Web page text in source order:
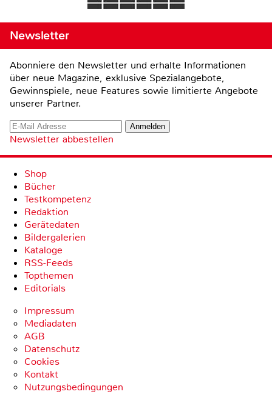
Newsletter
Abonniere den Newsletter und erhalte Informationen
über neue Magazine, exklusive Spezialangebote,
Gewinnspiele, neue Features sowie limitierte Angebote
unserer Partner.
Newsletter abbestellen
Shop
Bücher
Testkompetenz
Redaktion
Gerätedaten
Bildergalerien
Kataloge
RSS-Feeds
Topthemen
Editorials
Impressum
Mediadaten
AGB
Datenschutz
Cookies
Kontakt
Nutzungsbedingungen